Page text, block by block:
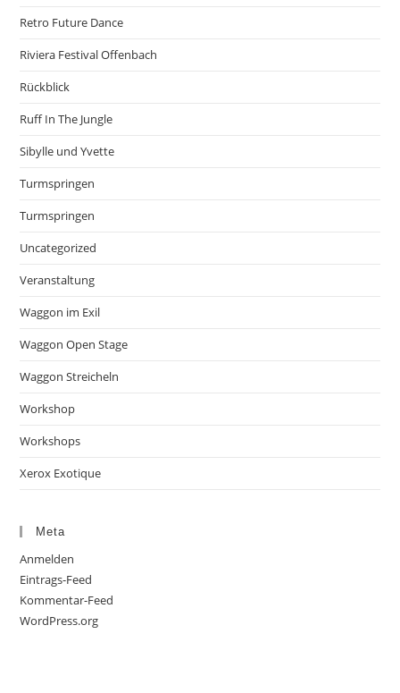
Retro Future Dance
Riviera Festival Offenbach
Rückblick
Ruff In The Jungle
Sibylle und Yvette
Turmspringen
Turmspringen
Uncategorized
Veranstaltung
Waggon im Exil
Waggon Open Stage
Waggon Streicheln
Workshop
Workshops
Xerox Exotique
Meta
Anmelden
Eintrags-Feed
Kommentar-Feed
WordPress.org